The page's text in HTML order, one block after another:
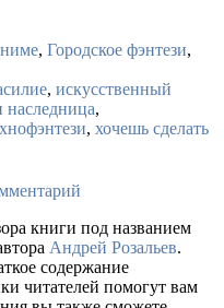
, Городское фэнтези,
, искусственный
наследница,
, хочешь сделать
книги под названием
Андрей Розальев.
содержание
читателей помогут вам